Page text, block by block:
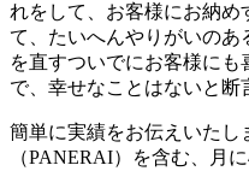
れをして、お客様にお納め
て、たいへんやりがいの
を直すついでにお客様に
で、幸せなことはないと断
簡単に実績をお伝えいたし
（PANERAI）を含む、月